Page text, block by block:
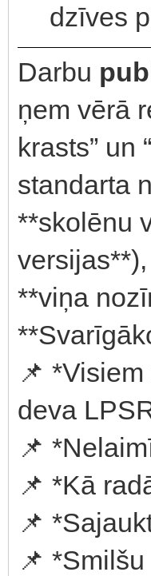
dzīves
Darbu
ņem vērā
krasts” un
standarta
**skolēnu
**viņa
📌
deva
📌
📌 *Kā
📌
📌